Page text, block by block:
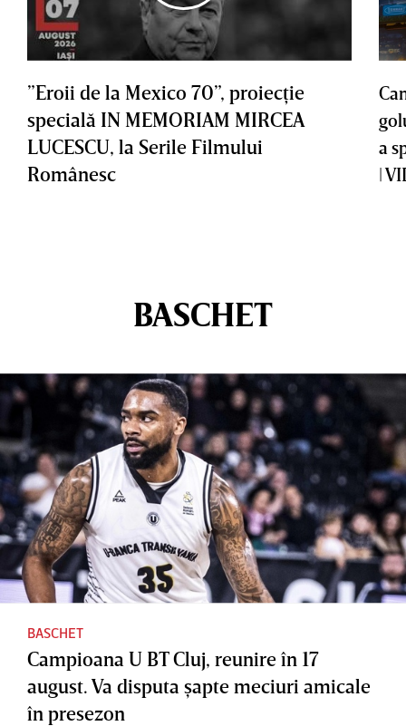
”Eroii de la Mexico 70”, proiecţie
specială IN MEMORIAM MIRCEA
LUCESCU, la Serile Filmului
Românesc
a
|
BASCHET
BASCHET
Campioana U BT Cluj, reunire în 17
august. Va disputa şapte meciuri amicale
în presezon